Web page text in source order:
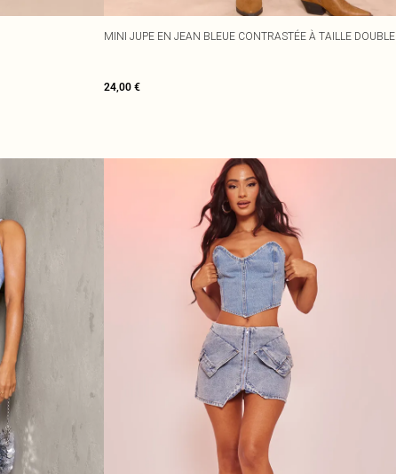
MINI JUPE EN JEAN BLEUE CONTRASTÉE À TAILLE DOUBLE
24,00 €